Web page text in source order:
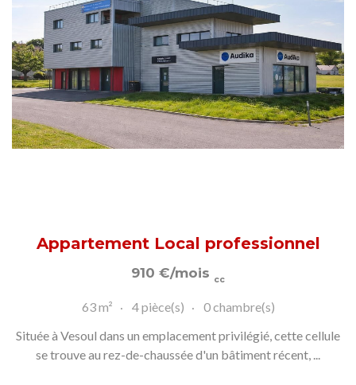
Appartement Local professionnel
910 €/mois cc
63 m² 4 pièce(s)
0 chambre(s)
Située à Vesoul dans un emplacement privilégié, cette cellule
se trouve au rez-de-chaussée d'un bâtiment récent, ...